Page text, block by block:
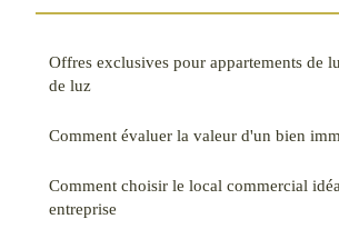
Offres exclusives pour appartements de
de luz
Comment évaluer la valeur d'un bien
Comment choisir le local commercial
entreprise